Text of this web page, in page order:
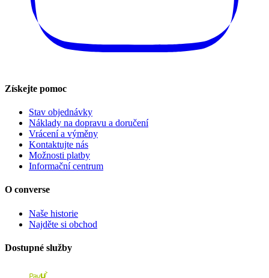
Získejte pomoc
Stav objednávky
Náklady na dopravu a doručení
Vrácení a výměny
Kontaktujte nás
Možnosti platby
Informační centrum
O converse
Naše historie
Najděte si obchod
Dostupné služby